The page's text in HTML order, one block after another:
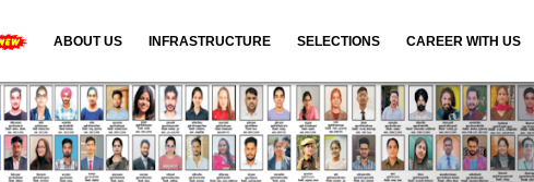
N
e
x
CAREER WITH US
SELECTIONS
INFRASTRUCTURE
ABOUT US